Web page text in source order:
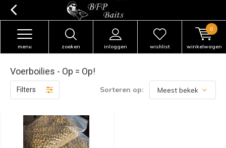
zoeken inloggen
menu wishlist winkelwagen
0
Voerboilies - Op = Op!
Filters Sorteren op: